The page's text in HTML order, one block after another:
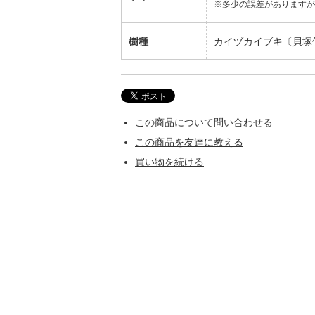
※多少の誤差がありますが
樹種 カイヅカイブキ〔貝塚
この商品について問い合わせる
この商品を友達に教える
買い物を続ける